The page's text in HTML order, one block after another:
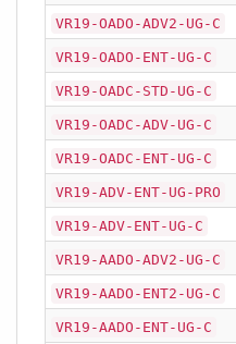
VR19-OADO-ADV2-UG-C
VR19-OADO-ENT-UG-C
VR19-OADC-STD-UG-C
VR19-OADC-ADV-UG-C
VR19-OADC-ENT-UG-C
VR19-ADV-ENT-UG-PRO
VR19-ADV-ENT-UG-C
VR19-AADO-ADV2-UG-C
VR19-AADO-ENT2-UG-C
VR19-AADO-ENT-UG-C